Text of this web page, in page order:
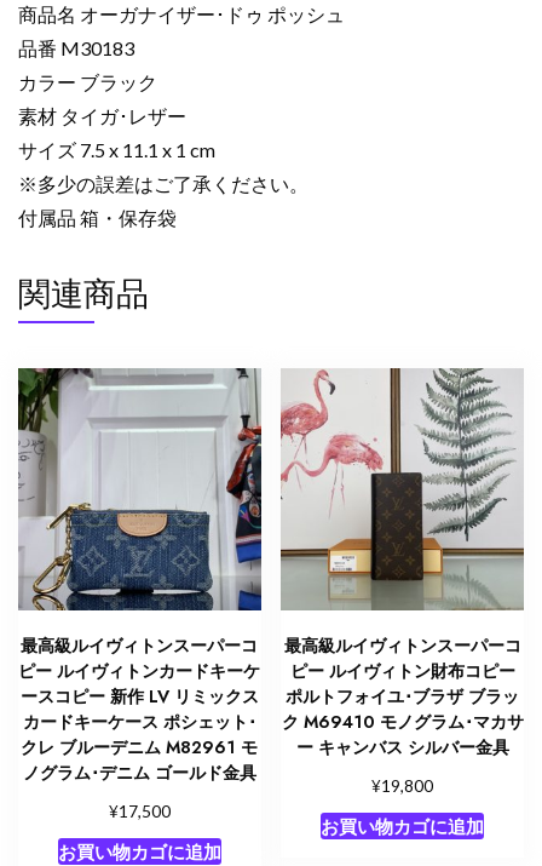
オ
ー
ガ
ナ
イ
ザ
ー･
ド
ポ
ッ
ュ
ブ
ラ
ッ
ク
M30183
タ
イ
ガ･
レ
ザ
ー
個
商品名 オーガナイザー･ドゥ ポッシュ
品番 M30183
カラー ブラック
素材 タイガ･レザー
サイズ 7.5 x 11.1 x 1 cm
※多少の誤差はご了承ください。
付属品 箱・保存袋
関連商品
最高級ルイヴィトンスーパーコ
ピー ルイヴィトンカードキーケ
ースコピー 新作 LV リミックス
カードキーケース ポシェット･
クレ ブルーデニム M82961 モ
ノグラム･デニム ゴールド金具
¥17,500
お買い物カゴに追加
最高級ルイヴィトンスーパーコ
ピー ルイヴィトン財布コピー
ポルトフォイユ･ブラザ ブラッ
ク M69410 モノグラム･マカサ
ー キャンバス シルバー金具
¥19,800
お買い物カゴに追加